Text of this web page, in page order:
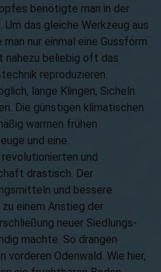
benötigte man in der
das gleiche Werkzeug aus
nur einmal eine Gussform
nahezu beliebig oft das
reproduzieren.
lange Klingen, Sicheln
Die günstigen klimatischen
warmen frühen
und eine
und
drastisch. Der
und bessere
einem Anstieg der
neuer Siedlungs-
machte. So drangen
vorderen Odenwald. Wie hier,